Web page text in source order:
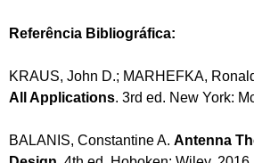
Referência Bibliográfica:
KRAUS, John D.; MARHEFKA,
All Applications. 3rd ed. New York:
BALANIS, Constantine A. Antenna